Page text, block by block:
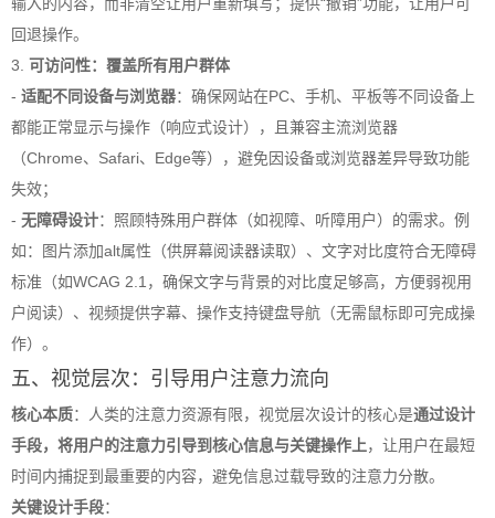
回退操作。
3. 可访问性：覆盖所有用户群体
- 适配不同设备与浏览器：确保网站在PC、手机、平板等不同设备上
都能正常显示与操作（响应式设计），且兼容主流浏览器
（Chrome、Safari、Edge等），避免因设备或浏览器差异导致功能
失效；
- 无障碍设计：照顾特殊用户群体（如视障、听障用户）的需求。例
如：图片添加alt属性（供屏幕阅读器读取）、文字对比度符合无障碍
标准（如WCAG 2.1，确保文字与背景的对比度足够高，方便弱视用
户阅读）、视频提供字幕、操作支持键盘导航（无需鼠标即可完成操
作）。
五、视觉层次：引导用户注意力流向
核心本质：人类的注意力资源有限，视觉层次设计的核心是通过设计
手段，将用户的注意力引导到核心信息与关键操作上，让用户在最短
时间内捕捉到最重要的内容，避免信息过载导致的注意力分散。
关键设计手段：